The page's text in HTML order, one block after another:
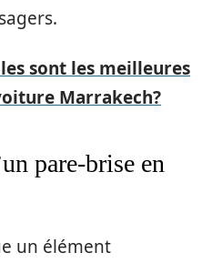
sont les meilleures
Marrakech?
pare-brise en
un élément